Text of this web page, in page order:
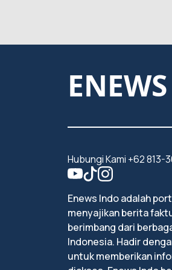
Hubungi Kami +62
Enews Indo adalah
menyajikan berita
berimbang dari
Indonesia. Hadir
untuk memberikan